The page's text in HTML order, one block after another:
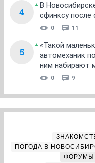
4
В
сфинксу
0 11
5
«Такой
автомеханик
ним набирают
0 9
ПОГОДА В
ФОРУМЫ